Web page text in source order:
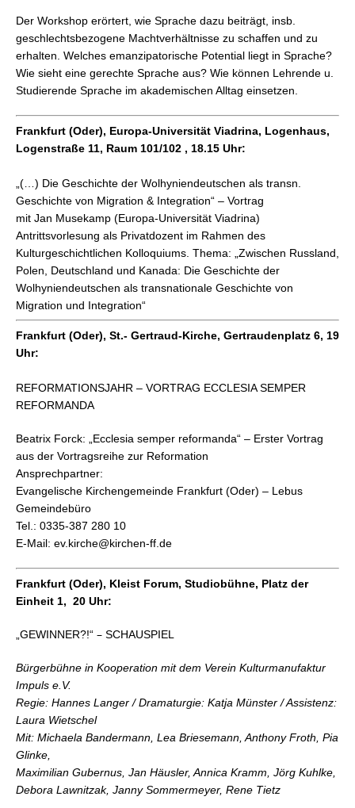
Der Workshop erörtert, wie Sprache dazu beiträgt, insb.
geschlechtsbezogene Machtverhältnisse zu schaffen und zu
erhalten. Welches emanzipatorische Potential liegt in Sprache?
Wie sieht eine gerechte Sprache aus? Wie können Lehrende u.
Studierende Sprache im akademischen Alltag einsetzen.
Frankfurt (Oder), Europa-Universität Viadrina, Logenhaus,
Logenstraße 11, Raum 101/102 , 18.15 Uhr:
„(…) Die Geschichte der Wolhyniendeutschen als transn.
Geschichte von Migration & Integration“ – Vortrag
mit Jan Musekamp (Europa-Universität Viadrina)
Antrittsvorlesung als Privatdozent im Rahmen des
Kulturgeschichtlichen Kolloquiums. Thema: „Zwischen Russland,
Polen, Deutschland und Kanada: Die Geschichte der
Wolhyniendeutschen als transnationale Geschichte von
Migration und Integration“
Frankfurt (Oder), St.- Gertraud-Kirche, Gertraudenplatz 6, 19
Uhr:
REFORMATIONSJAHR – VORTRAG ECCLESIA SEMPER
REFORMANDA
Beatrix Forck: „Ecclesia semper reformanda“ – Erster Vortrag
aus der Vortragsreihe zur Reformation
Ansprechpartner:
Evangelische Kirchengemeinde Frankfurt (Oder) – Lebus
Gemeindebüro
Tel.: 0335-387 280 10
E-Mail: ev.kirche@kirchen-ff.de
Frankfurt (Oder), Kleist Forum, Studiobühne, Platz der
Einheit 1, 20 Uhr:
„GEWINNER?!“ – SCHAUSPIEL
Bürgerbühne in Kooperation mit dem Verein Kulturmanufaktur
Impuls e.V.
Regie: Hannes Langer / Dramaturgie: Katja Münster / Assistenz:
Laura Wietschel
Mit: Michaela Bandermann, Lea Briesemann, Anthony Froth, Pia
Glinke,
Maximilian Gubernus, Jan Häusler, Annica Kramm, Jörg Kuhlke,
Debora Lawnitzak, Janny Sommermeyer, Rene Tietz